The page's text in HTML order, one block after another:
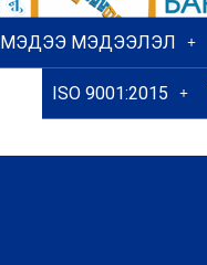
МЭДЭЭ МЭДЭЭЛЭЛ
ISO 9001:2015